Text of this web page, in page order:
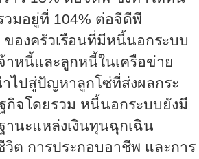
วมอยู่ที่ 104% ต่อจีดีพี
ของครัวเรือนที่มีหนี้นอกระบบ
าหนี้และลูกหนี้ในเครือข่าย
ไปสู่ปัญหาลูกโซ่ที่ส่งผลกระ
กิจโดยรวม หนี้นอกระบบยังมี
นะแหล่งเงินทุนฉุกเฉิน
วิต การประกอบอาชีพ และการ